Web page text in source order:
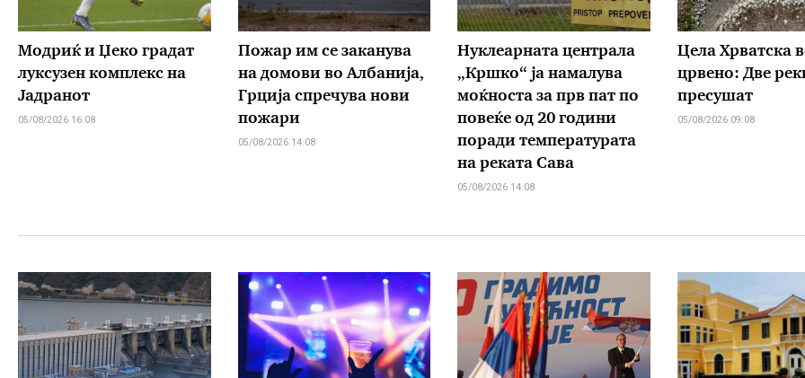
Модриќ и Џеко градат
луксузен комплекс на
Јадранот
05/08/2026 16:08
Пожар им се заканува
на домови во Албанија,
Грција спречува нови
пожари
05/08/2026 14:08
Нуклеарната централа
„Кршко“ ја намалува
моќноста за прв пат по
повеќе од 20 години
поради температурата
на реката Сава
05/08/2026 14:08
Цела Хрватска
црвено: Две
пресушат
05/08/2026 09:08